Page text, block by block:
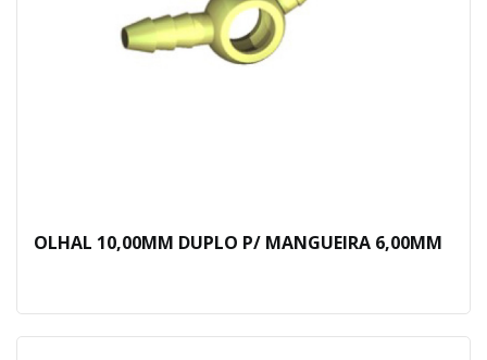
OLHAL 10,00MM DUPLO P/ MANGUEIRA 6,00MM